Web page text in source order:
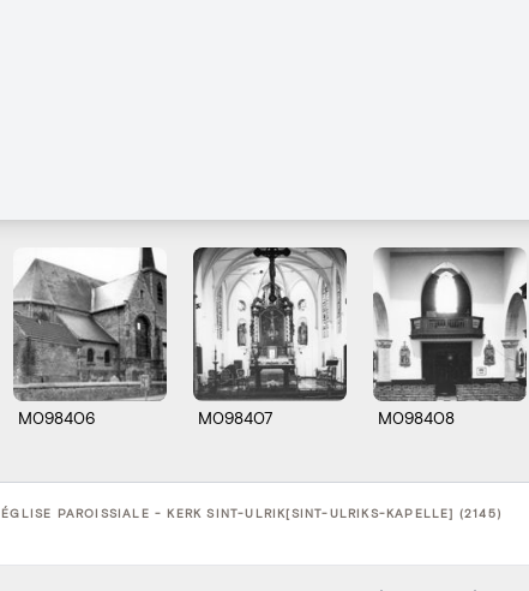
M098406 M098407 M098408
ÉGLISE PAROISSIALE - KERK SINT-ULRIK[SINT-ULRIKS-KAPELLE] (2145)